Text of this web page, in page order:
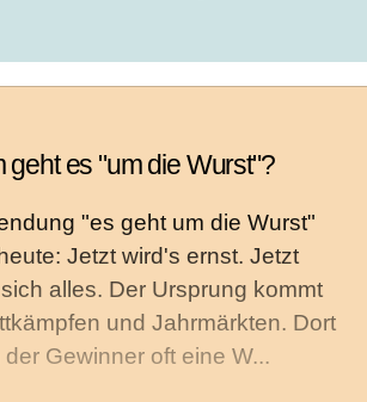
geht es "um die Wurst"?
"es geht um die Wurst"
Jetzt wird's ernst. Jetzt
alles. Der Ursprung kommt
und Jahrmärkten. Dort
Gewinner oft eine W...